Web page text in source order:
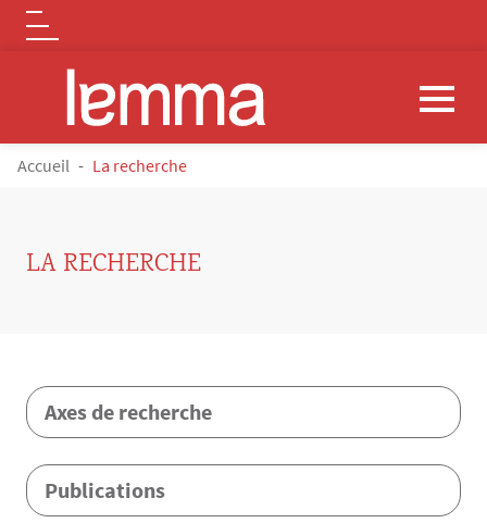
Aller au contenu principal
Logo
FIL D'ARIANE
Accueil La recherche
LA RECHERCHE
ContenuAxes de recherche
Publications